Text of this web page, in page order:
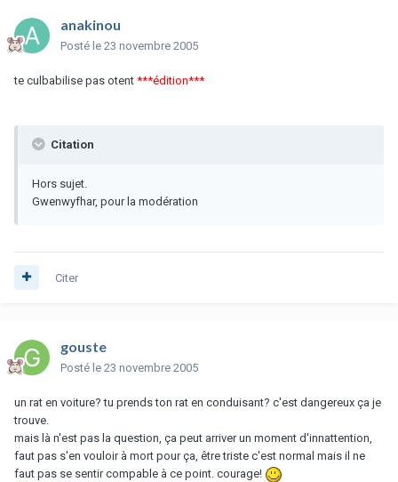
anakinou
Posté le 23 novembre 2005
te culbabilise pas otent ***édition***
Citation
Hors sujet.
Gwenwyfhar, pour la modération
Citer
gouste
Posté le 23 novembre 2005
un rat en voiture? tu prends ton rat en conduisant? c'est dangereux ça je
trouve.
mais là n'est pas la question, ça peut arriver un moment d'innattention,
faut pas s'en vouloir à mort pour ça, être triste c'est normal mais il ne
faut pas se sentir compable à ce point. courage!